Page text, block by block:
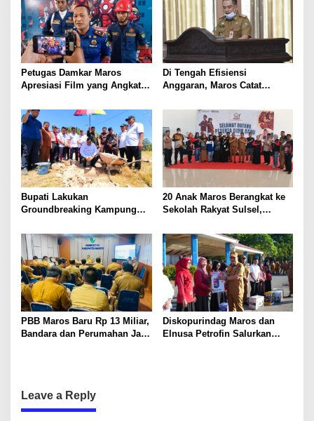
Petugas Damkar Maros
Apresiasi Film yang Angkat
Kebakaran
Di Tengah Efisiensi
Anggaran, Maros Catat
Tertinggi di Sulsel
Bupati Lakukan
Groundbreaking Kampung
20 Anak Maros Berangkat ke
Sekolah Rakyat Sulsel,
Generasi Berkualitas
PBB Maros Baru Rp 13 Miliar,
Bandara dan Perumahan Jadi
Diskopurindag Maros dan
Elnusa Petrofin Salurkan
Leave a Reply